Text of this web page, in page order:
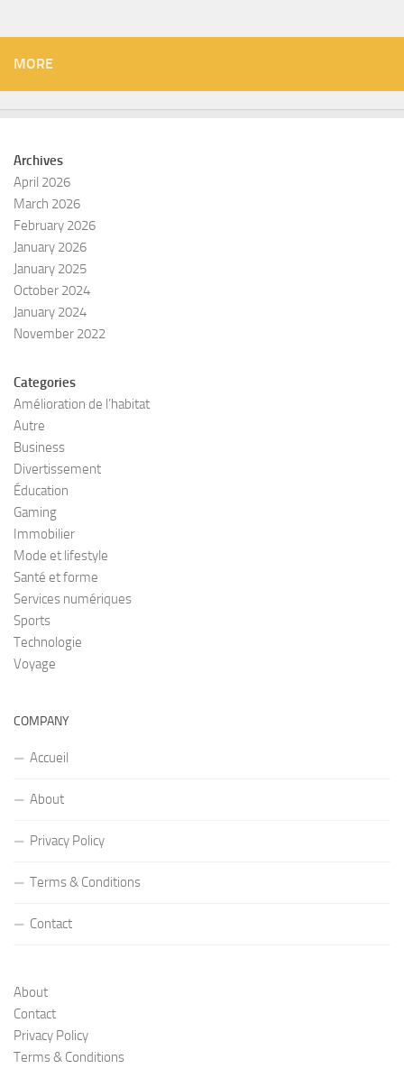
MORE
Archives
April 2026
March 2026
February 2026
January 2026
January 2025
October 2024
January 2024
November 2022
Categories
Amélioration de l’habitat
Autre
Business
Divertissement
Éducation
Gaming
Immobilier
Mode et lifestyle
Santé et forme
Services numériques
Sports
Technologie
Voyage
COMPANY
Accueil
About
Privacy Policy
Terms & Conditions
Contact
About
Contact
Privacy Policy
Terms & Conditions